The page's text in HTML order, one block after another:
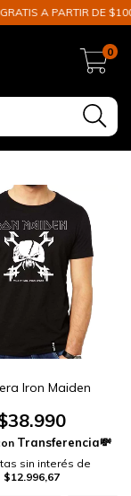
PARTIR DE
0
Iron Maiden
sin interés de
$12.996,67